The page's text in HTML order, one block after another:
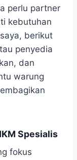
perlu partner
kebutuhan
berikut
penyedia
dan
warung
Spesialis
fokus